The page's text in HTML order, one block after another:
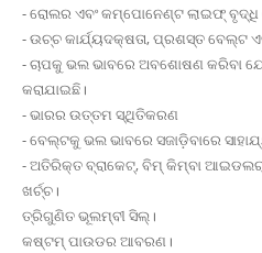
- ରୋଲର ଏବଂ କମ୍ପୋନେଣ୍ଟ ଲାଇଫ୍ ବୃଦ୍ଧି
- ଉଚ୍ଚ କାର୍ଯ୍ୟଦକ୍ଷତା, ପ୍ରଶସ୍ତ ବେଲ୍ଟ
- ଚାପକୁ ଭଲ ଭାବରେ ଅବଶୋଷଣ କରିବା
କରାଯାଇଛି।
- ଭାରର ଉତ୍ତମ ସ୍ଥିତିକରଣ
- ବେଲ୍ଟକୁ ଭଲ ଭାବରେ ସଜାଡ଼ିବାରେ
- ଅତିରିକ୍ତ ବ୍ରାକେଟ୍, ବିମ୍ କିମ୍ବା
ଖର୍ଚ୍ଚ।
ତ୍ରିଗୁଣିତ ଭୂଲମ୍ବୀ ସିଲ୍।
କଷ୍ଟମ୍ ପାଉଡର ଆବରଣ।